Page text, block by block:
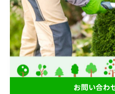
やすくなります。
注意点として、安さだけで
ポートが不十分な場合があ
定料金の透明性」や業者の
う。
お問い合わ